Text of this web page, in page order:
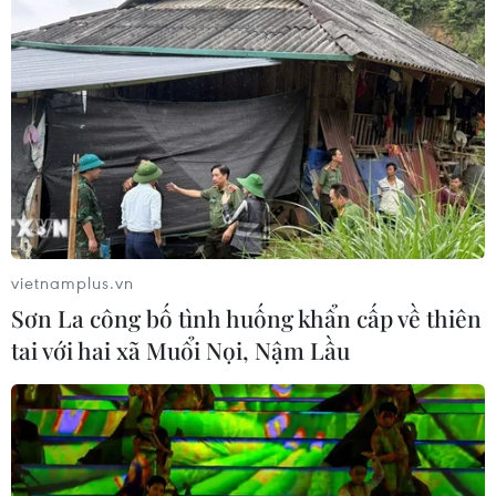
Theo dõi VietnamPlus
TIN LIÊN QUAN
vietnamplus.vn
Sơn La công bố tình huống khẩn cấp về thiên
tai với hai xã Muổi Nọi, Nậm Lầu